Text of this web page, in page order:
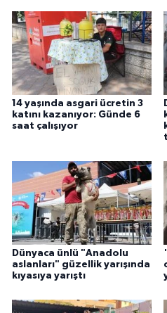
14 yaşında asgari ücretin 3
katını kazanıyor: Günde 6
saat çalışıyor
Dünyaca ünlü "Anadolu
aslanları" güzellik yarışında
kıyasıya yarıştı